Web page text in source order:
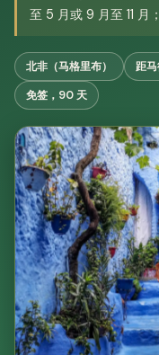
至 5 月或 9 月至 11
北非（马格里布） 距
免签，90 天